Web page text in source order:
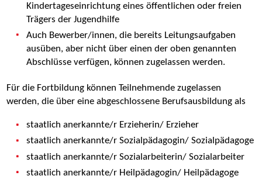
Kindertageseinrichtung eines öffentlichen oder freien
Trägers der Jugendhilfe
Auch Bewerber/innen, die bereits Leitungsaufgaben
ausüben, aber nicht über einen der oben genannten
Abschlüsse verfügen, können zugelassen werden.
Für die Fortbildung können Teilnehmende zugelassen
werden, die über eine abgeschlossene Berufsausbildung als
staatlich anerkannte/r Erzieherin/ Erzieher
staatlich anerkannte/r Sozialpädagogin/ Sozialpädagoge
staatlich anerkannte/r Sozialarbeiterin/ Sozialarbeiter
staatlich anerkannte/r Heilpädagogin/ Heilpädagoge